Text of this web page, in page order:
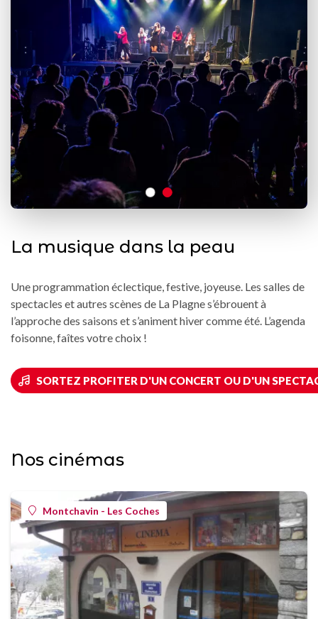
La musique dans la peau
Une programmation éclectique, festive, joyeuse. Les salles de
spectacles et autres scènes de La Plagne s’ébrouent à
l’approche des saisons et s’animent hiver comme été. L’agenda
foisonne, faîtes votre choix !
SORTEZ PROFITER D'UN CONCERT OU D'UN
Nos cinémas
Montchavin - Les Coches